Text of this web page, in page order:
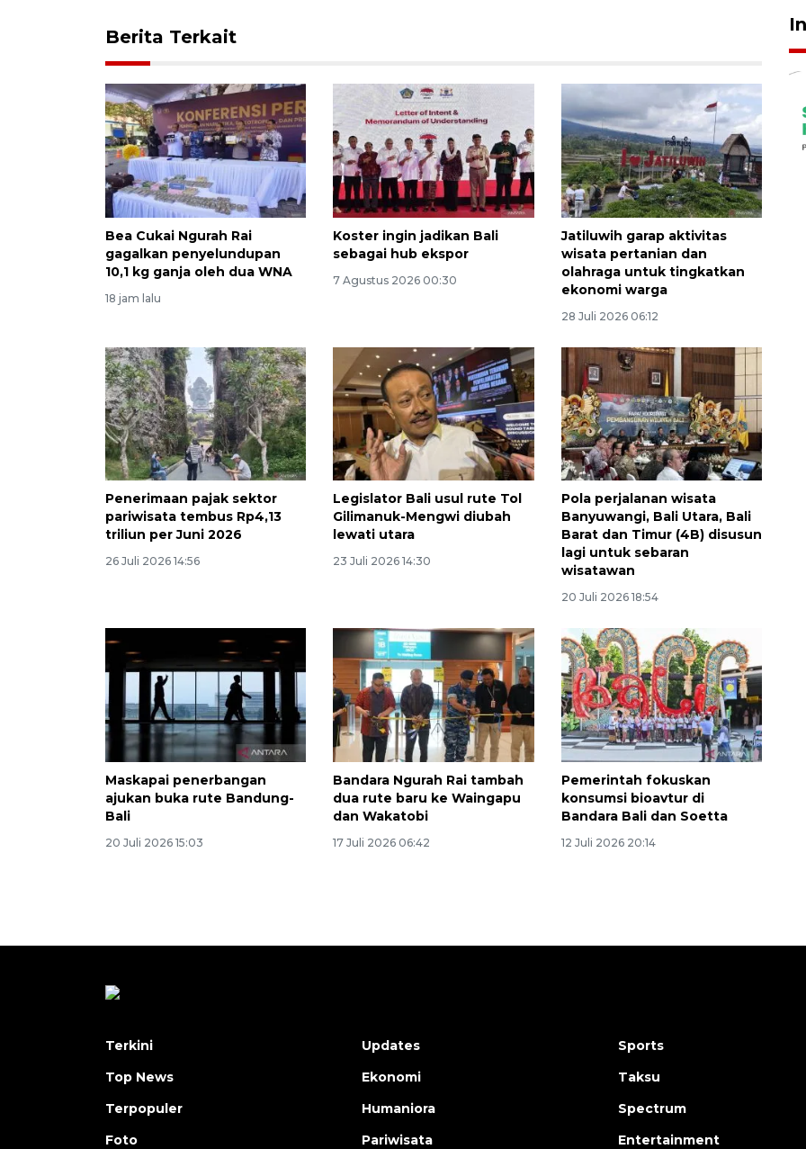
Berita Terkait
Bea Cukai Ngurah Rai
gagalkan penyelundupan
10,1 kg ganja oleh dua WNA
18 jam lalu
Koster ingin jadikan Bali
sebagai hub ekspor
7 Agustus 2026 00:30
Jatiluwih garap aktivitas
wisata pertanian dan
olahraga untuk tingkatkan
ekonomi warga
28 Juli 2026 06:12
Penerimaan pajak sektor
pariwisata tembus Rp4,13
triliun per Juni 2026
26 Juli 2026 14:56
Legislator Bali usul rute Tol
Gilimanuk-Mengwi diubah
lewati utara
23 Juli 2026 14:30
Pola perjalanan wisata
Banyuwangi, Bali Utara, Bali
Barat dan Timur (4B) disusun
lagi untuk sebaran
wisatawan
20 Juli 2026 18:54
Maskapai penerbangan
ajukan buka rute Bandung-
Bali
20 Juli 2026 15:03
Bandara Ngurah Rai tambah
dua rute baru ke Waingapu
dan Wakatobi
17 Juli 2026 06:42
Pemerintah fokuskan
konsumsi bioavtur di
Bandara Bali dan Soetta
12 Juli 2026 20:14
Awas penipuan berbasis AI
Terkini
Top News
Terpopuler
Foto
Updates
Ekonomi
Humaniora
Pariwisata
Sports
Taksu
Spectrum
Entertainment